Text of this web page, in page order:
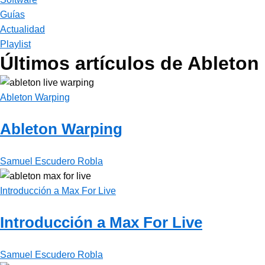
Guías
Actualidad
Playlist
Últimos artículos de Ableton
Ableton Warping
Ableton Warping
Samuel Escudero Robla
Introducción a Max For Live
Introducción a Max For Live
Samuel Escudero Robla